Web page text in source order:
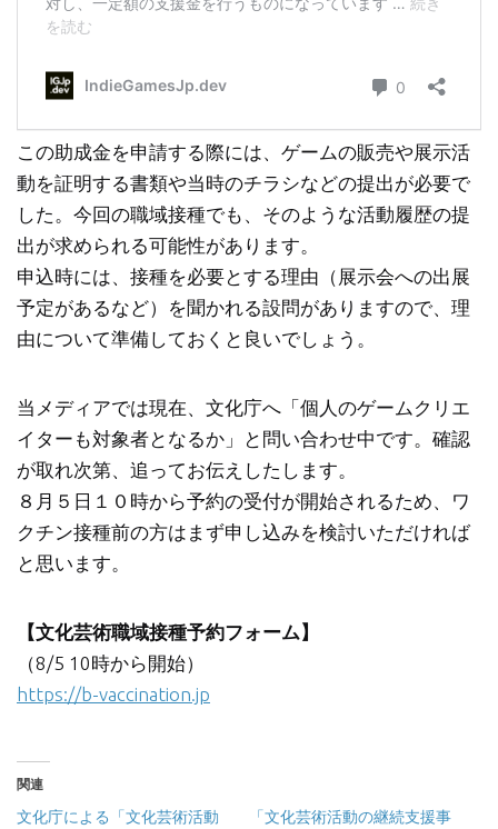
この助成金を申請する際には、ゲームの販売や展示活
動を証明する書類や当時のチラシなどの提出が必要で
した。今回の職域接種でも、そのような活動履歴の提
出が求められる可能性があります。
申込時には、接種を必要とする理由（展示会への出展
予定があるなど）を聞かれる設問がありますので、理
由について準備しておくと良いでしょう。
当メディアでは現在、文化庁へ「個人のゲームクリエ
イターも対象者となるか」と問い合わせ中です。確認
が取れ次第、追ってお伝えしたします。
８月５日１０時から予約の受付が開始されるため、ワ
クチン接種前の方はまず申し込みを検討いただければ
と思います。
【文化芸術職域接種予約フォーム】
（8/5 10時から開始）
https://b-vaccination.jp
関連
文化庁による「文化芸術活動
「文化芸術活動の継続支援事